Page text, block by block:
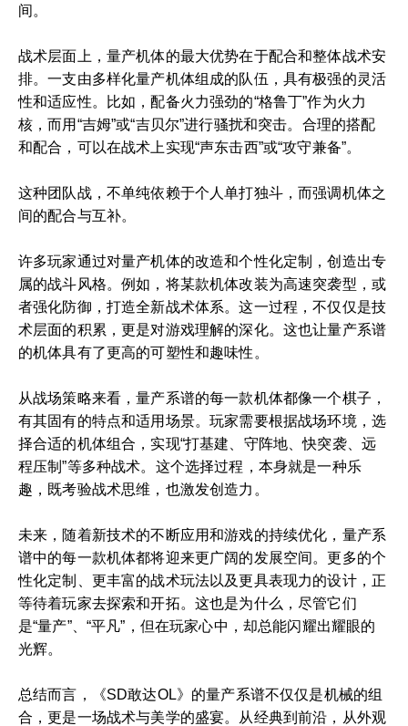
间。
战术层面上，量产机体的最大优势在于配合和整体战术安
排。一支由多样化量产机体组成的队伍，具有极强的灵活
性和适应性。比如，配备火力强劲的“格鲁丁”作为火力
核，而用“吉姆”或“吉贝尔”进行骚扰和突击。合理的搭配
和配合，可以在战术上实现“声东击西”或“攻守兼备”。
这种团队战，不单纯依赖于个人单打独斗，而强调机体之
间的配合与互补。
许多玩家通过对量产机体的改造和个性化定制，创造出专
属的战斗风格。例如，将某款机体改装为高速突袭型，或
者强化防御，打造全新战术体系。这一过程，不仅仅是技
术层面的积累，更是对游戏理解的深化。这也让量产系谱
的机体具有了更高的可塑性和趣味性。
从战场策略来看，量产系谱的每一款机体都像一个棋子，
有其固有的特点和适用场景。玩家需要根据战场环境，选
择合适的机体组合，实现“打基建、守阵地、快突袭、远
程压制”等多种战术。这个选择过程，本身就是一种乐
趣，既考验战术思维，也激发创造力。
未来，随着新技术的不断应用和游戏的持续优化，量产系
谱中的每一款机体都将迎来更广阔的发展空间。更多的个
性化定制、更丰富的战术玩法以及更具表现力的设计，正
等待着玩家去探索和开拓。这也是为什么，尽管它们
是“量产”、“平凡”，但在玩家心中，却总能闪耀出耀眼的
光辉。
总结而言，《SD敢达OL》的量产系谱不仅仅是机械的组
合，更是一场战术与美学的盛宴。从经典到前沿，从外观